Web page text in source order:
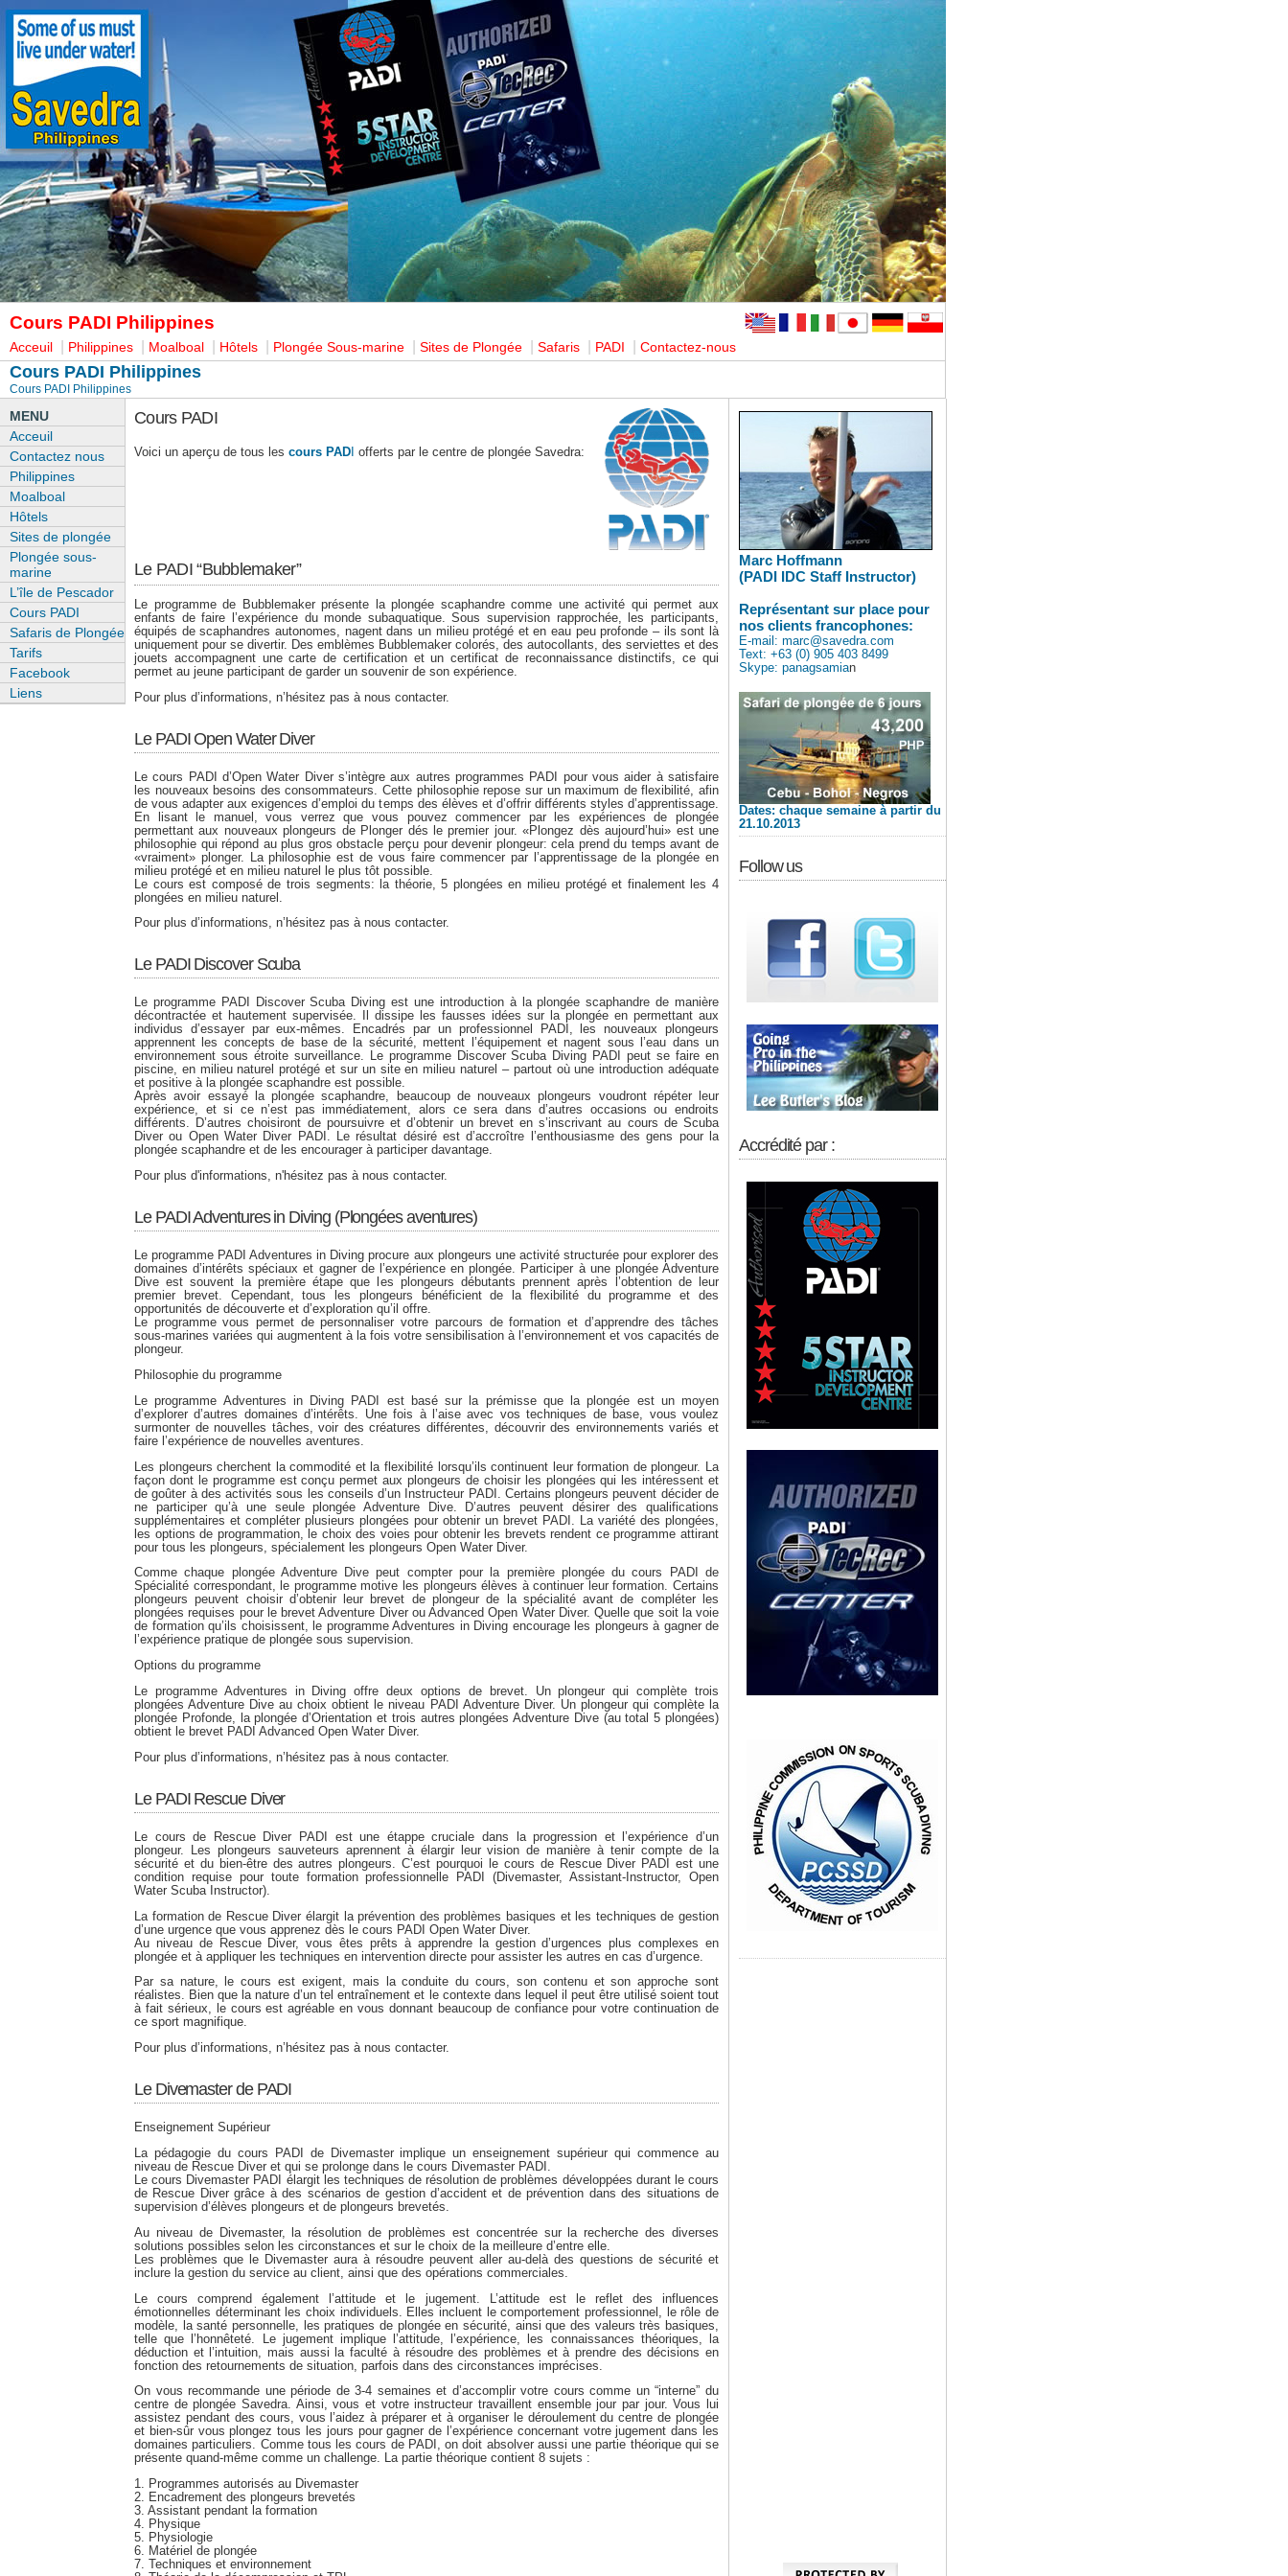
Cours PADI Philippines
Acceuil Philippines Moalboal Hôtels Plongée Sous-marine Sites de Plongée Safaris PADI Contactez-nous
Cours PADI Philippines
Cours PADI Philippines
MENU
Acceuil
Contactez nous
Philippines
Moalboal
Hôtels
Sites de plongée
Plongée sous-
marine
L’île de Pescador
Cours PADI
Safaris de Plongée
Tarifs
Facebook
Liens
Cours PADI
Voici un aperçu de tous les cours PAD offerts par le centre de plongée Savedra:
Le PADI “Bubblemaker”
Le programme de Bubblemaker présente la plongée scaphandre comme une activité qui permet aux
enfants de faire l’expérience du monde subaquatique. Sous supervision rapprochée, les participants,
équipés de scaphandres autonomes, nagent dans un milieu protégé et en eau peu profonde – ils sont là
uniquement pour se divertir. Des emblèmes Bubblemaker colorés, des autocollants, des serviettes et des
jouets accompagnent une carte de certification et un certificat de reconnaissance distinctifs, ce qui
permet au jeune participant de garder un souvenir de son expérience.
Pour plus d’informations, n’hésitez pas à nous contacter.
Le PADI Open Water Diver
Le cours PADI d’Open Water Diver s’intègre aux autres programmes PADI pour vous aider à satisfaire
les nouveaux besoins des consommateurs. Cette philosophie repose sur un maximum de flexibilité, afin
de vous adapter aux exigences d’emploi du temps des élèves et d’offrir différents styles d’apprentissage.
En lisant le manuel, vous verrez que vous pouvez commencer par les expériences de plongée
permettant aux nouveaux plongeurs de Plonger dés le premier jour. «Plongez dès aujourd’hui» est une
philosophie qui répond au plus gros obstacle perçu pour devenir plongeur: cela prend du temps avant de
«vraiment» plonger. La philosophie est de vous faire commencer par l’apprentissage de la plongée en
milieu protégé et en milieu naturel le plus tôt possible.
Le cours est composé de trois segments: la théorie, 5 plongées en milieu protégé et finalement les 4
plongées en milieu naturel.
Pour plus d’informations, n’hésitez pas à nous contacter.
Le PADI Discover Scuba
Le programme PADI Discover Scuba Diving est une introduction à la plongée scaphandre de manière
décontractée et hautement supervisée. Il dissipe les fausses idées sur la plongée en permettant aux
individus d’essayer par eux-mêmes. Encadrés par un professionnel PADI, les nouveaux plongeurs
apprennent les concepts de base de la sécurité, mettent l’équipement et nagent sous l’eau dans un
environnement sous étroite surveillance. Le programme Discover Scuba Diving PADI peut se faire en
piscine, en milieu naturel protégé et sur un site en milieu naturel – partout où une introduction adéquate
et positive à la plongée scaphandre est possible.
Après avoir essayé la plongée scaphandre, beaucoup de nouveaux plongeurs voudront répéter leur
expérience, et si ce n’est pas immédiatement, alors ce sera dans d’autres occasions ou endroits
différents. D’autres choisiront de poursuivre et d’obtenir un brevet en s’inscrivant au cours de Scuba
Diver ou Open Water Diver PADI. Le résultat désiré est d’accroître l’enthousiasme des gens pour la
plongée scaphandre et de les encourager à participer davantage.
Pour plus d'informations, n'hésitez pas à nous contacter.
Le PADI Adventures in Diving (Plongées aventures)
Le programme PADI Adventures in Diving procure aux plongeurs une activité structurée pour explorer des
domaines d’intérêts spéciaux et gagner de l’expérience en plongée. Participer à une plongée Adventure
Dive est souvent la première étape que les plongeurs débutants prennent après l’obtention de leur
premier brevet. Cependant, tous les plongeurs bénéficient de la flexibilité du programme et des
opportunités de découverte et d’exploration qu’il offre.
Le programme vous permet de personnaliser votre parcours de formation et d’apprendre des tâches
sous-marines variées qui augmentent à la fois votre sensibilisation à l’environnement et vos capacités de
plongeur.
Philosophie du programme
Le programme Adventures in Diving PADI est basé sur la prémisse que la plongée est un moyen
d’explorer d’autres domaines d’intérêts. Une fois à l’aise avec vos techniques de base, vous voulez
surmonter de nouvelles tâches, voir des créatures différentes, découvrir des environnements variés et
faire l’expérience de nouvelles aventures.
Les plongeurs cherchent la commodité et la flexibilité lorsqu’ils continuent leur formation de plongeur. La
façon dont le programme est conçu permet aux plongeurs de choisir les plongées qui les intéressent et
de goûter à des activités sous les conseils d’un Instructeur PADI. Certains plongeurs peuvent décider de
ne participer qu’à une seule plongée Adventure Dive. D’autres peuvent désirer des qualifications
supplémentaires et compléter plusieurs plongées pour obtenir un brevet PADI. La variété des plongées,
les options de programmation, le choix des voies pour obtenir les brevets rendent ce programme attirant
pour tous les plongeurs, spécialement les plongeurs Open Water Diver.
Comme chaque plongée Adventure Dive peut compter pour la première plongée du cours PADI de
Spécialité correspondant, le programme motive les plongeurs élèves à continuer leur formation. Certains
plongeurs peuvent choisir d’obtenir leur brevet de plongeur de la spécialité avant de compléter les
plongées requises pour le brevet Adventure Diver ou Advanced Open Water Diver. Quelle que soit la voie
de formation qu’ils choisissent, le programme Adventures in Diving encourage les plongeurs à gagner de
l’expérience pratique de plongée sous supervision.
Options du programme
Le programme Adventures in Diving offre deux options de brevet. Un plongeur qui complète trois
plongées Adventure Dive au choix obtient le niveau PADI Adventure Diver. Un plongeur qui complète la
plongée Profonde, la plongée d’Orientation et trois autres plongées Adventure Dive (au total 5 plongées)
obtient le brevet PADI Advanced Open Water Diver.
Pour plus d’informations, n’hésitez pas à nous contacter.
Le PADI Rescue Diver
Le cours de Rescue Diver PADI est une étappe cruciale dans la progression et l’expérience d’un
plongeur. Les plongeurs sauveteurs aprennent à élargir leur vision de manière à tenir compte de la
sécurité et du bien-être des autres plongeurs. C’est pourquoi le cours de Rescue Diver PADI est une
condition requise pour toute formation professionnelle PADI (Divemaster, Assistant-Instructor, Open
Water Scuba Instructor).
La formation de Rescue Diver élargit la prévention des problèmes basiques et les techniques de gestion
d’une urgence que vous apprenez dès le cours PADI Open Water Diver.
Au niveau de Rescue Diver, vous êtes prêts à apprendre la gestion d’urgences plus complexes en
plongée et à appliquer les techniques en intervention directe pour assister les autres en cas d’urgence.
Par sa nature, le cours est exigent, mais la conduite du cours, son contenu et son approche sont
réalistes. Bien que la nature d’un tel entraînement et le contexte dans lequel il peut être utilisé soient tout
à fait sérieux, le cours est agréable en vous donnant beaucoup de confiance pour votre continuation de
ce sport magnifique.
Pour plus d’informations, n’hésitez pas à nous contacter.
Le Divemaster de PADI
Enseignement Supérieur
La pédagogie du cours PADI de Divemaster implique un enseignement supérieur qui commence au
niveau de Rescue Diver et qui se prolonge dans le cours Divemaster PADI.
Le cours Divemaster PADI élargit les techniques de résolution de problèmes développées durant le cours
de Rescue Diver grâce à des scénarios de gestion d’accident et de prévention dans des situations de
supervision d’élèves plongeurs et de plongeurs brevetés.
Au niveau de Divemaster, la résolution de problèmes est concentrée sur la recherche des diverses
solutions possibles selon les circonstances et sur le choix de la meilleure d’entre elle.
Les problèmes que le Divemaster aura à résoudre peuvent aller au-delà des questions de sécurité et
inclure la gestion du service au client, ainsi que des opérations commerciales.
Le cours comprend également l’attitude et le jugement. L’attitude est le reflet des influences
émotionnelles déterminant les choix individuels. Elles incluent le comportement professionnel, le rôle de
modèle, la santé personnelle, les pratiques de plongée en sécurité, ainsi que des valeurs très basiques,
telle que l’honnêteté. Le jugement implique l’attitude, l’expérience, les connaissances théoriques, la
déduction et l’intuition, mais aussi la faculté à résoudre des problèmes et à prendre des décisions en
fonction des retournements de situation, parfois dans des circonstances imprécises.
On vous recommande une période de 3-4 semaines et d’accomplir votre cours comme un “interne” du
centre de plongée Savedra. Ainsi, vous et votre instructeur travaillent ensemble jour par jour. Vous lui
assistez pendant des cours, vous l’aidez à préparer et à organiser le déroulement du centre de plongée
et bien-sûr vous plongez tous les jours pour gagner de l’expérience concernant votre jugement dans les
domaines particuliers. Comme tous les cours de PADI, on doit absolver aussi une partie théorique qui se
présente quand-même comme un challenge. La partie théorique contient 8 sujets :
1. Programmes autorisés au Divemaster
2. Encadrement des plongeurs brevetés
3. Assistant pendant la formation
4. Physique
5. Physiologie
6. Matériel de plongée
7. Techniques et environnement
Marc Hoffmann
(PADI IDC Staff Instructor)
Représentant sur place pour
nos clients francophones:
E-mail: marc@savedra.com
Text: +63 (0) 905 403 8499
Skype: panagsamian
Dates: chaque semaine à partir du
21.10.2013
Follow us
Accrédité par :